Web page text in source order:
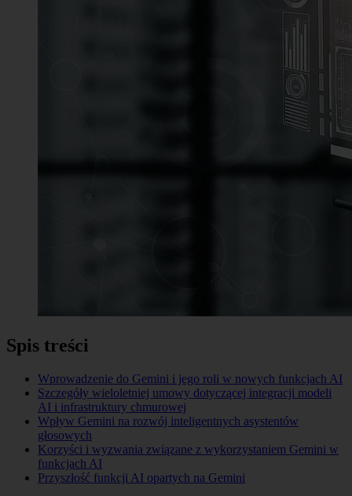
Spis treści
Wprowadzenie do Gemini i jego roli w nowych funkcjach AI
Szczegóły wieloletniej umowy dotyczącej integracji modeli
AI i infrastruktury chmurowej
Wpływ Gemini na rozwój inteligentnych asystentów
głosowych
Korzyści i wyzwania związane z wykorzystaniem Gemini w
funkcjach AI
Przyszłość funkcji AI opartych na Gemini